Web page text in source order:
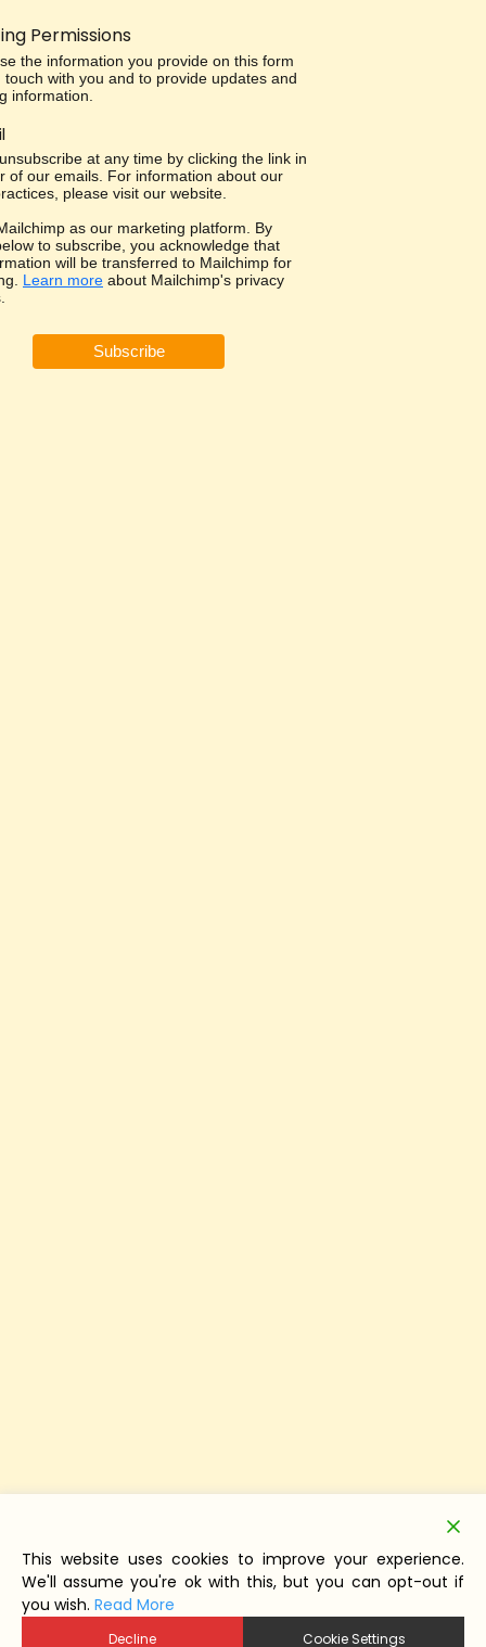
Permissions
the information you provide on this form
touch with you and to provide updates and
information.
at any time by clicking the link in
of our emails. For information about our
please visit our website.
as our marketing platform. By
to subscribe, you acknowledge that
will be transferred to Mailchimp for
Learn more about Mailchimp's privacy
This website uses cookies to improve your experience.
We'll assume you're ok with this, but you can opt-out if
you wish. Read More
Decline Cookie Settings